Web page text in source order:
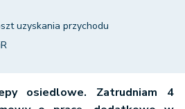
uzyskania przychodu
osiedlowe. Zatrudniam 4